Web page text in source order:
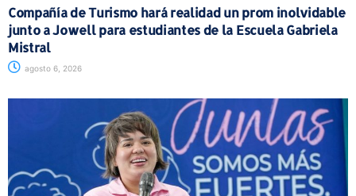
Compañía de Turismo hará realidad un prom inolvidable
junto a Jowell para estudiantes de la Escuela Gabriela
Mistral
agosto 6, 2026